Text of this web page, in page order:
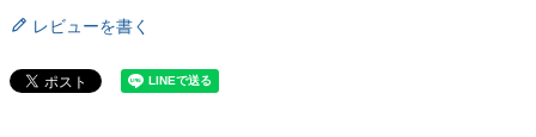
レビューを書く